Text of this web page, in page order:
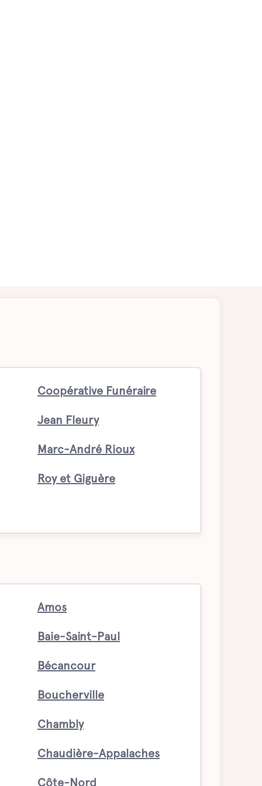
Coopérative Funéraire
Jean Fleury
Marc-André Rioux
Roy et Giguère
Amos
Baie-Saint-Paul
Bécancour
Boucherville
Chambly
Chaudière-Appalaches
Côte-Nord